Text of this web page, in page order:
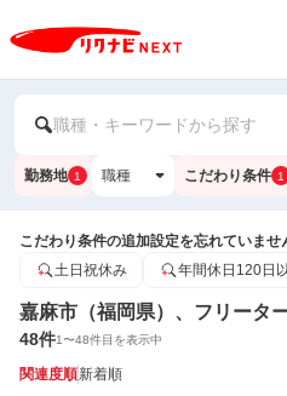
職種・キーワードから探す
勤務地 1 職種 こだわり条件 1
こだわり条件の追加設定を忘れていませ
土日祝休み
年間休日120日
嘉麻市（福岡県）、フリータ
48件1〜48件目を表示中
関連度順新着順